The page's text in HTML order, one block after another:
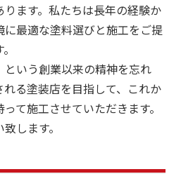
ます。私たちは長年の経験か
最適な塗料選びと施工をご提
という創業以来の精神を忘れ
る塗装店を目指して、これか
て施工させていただきます。
します。